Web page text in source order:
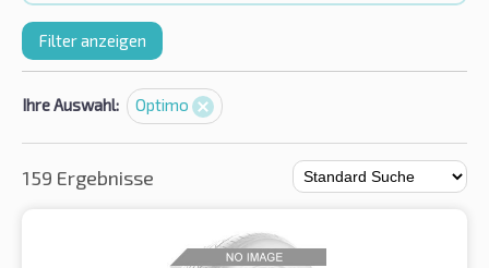
Filter anzeigen
Ihre Auswahl: Optimo
159 Ergebnisse